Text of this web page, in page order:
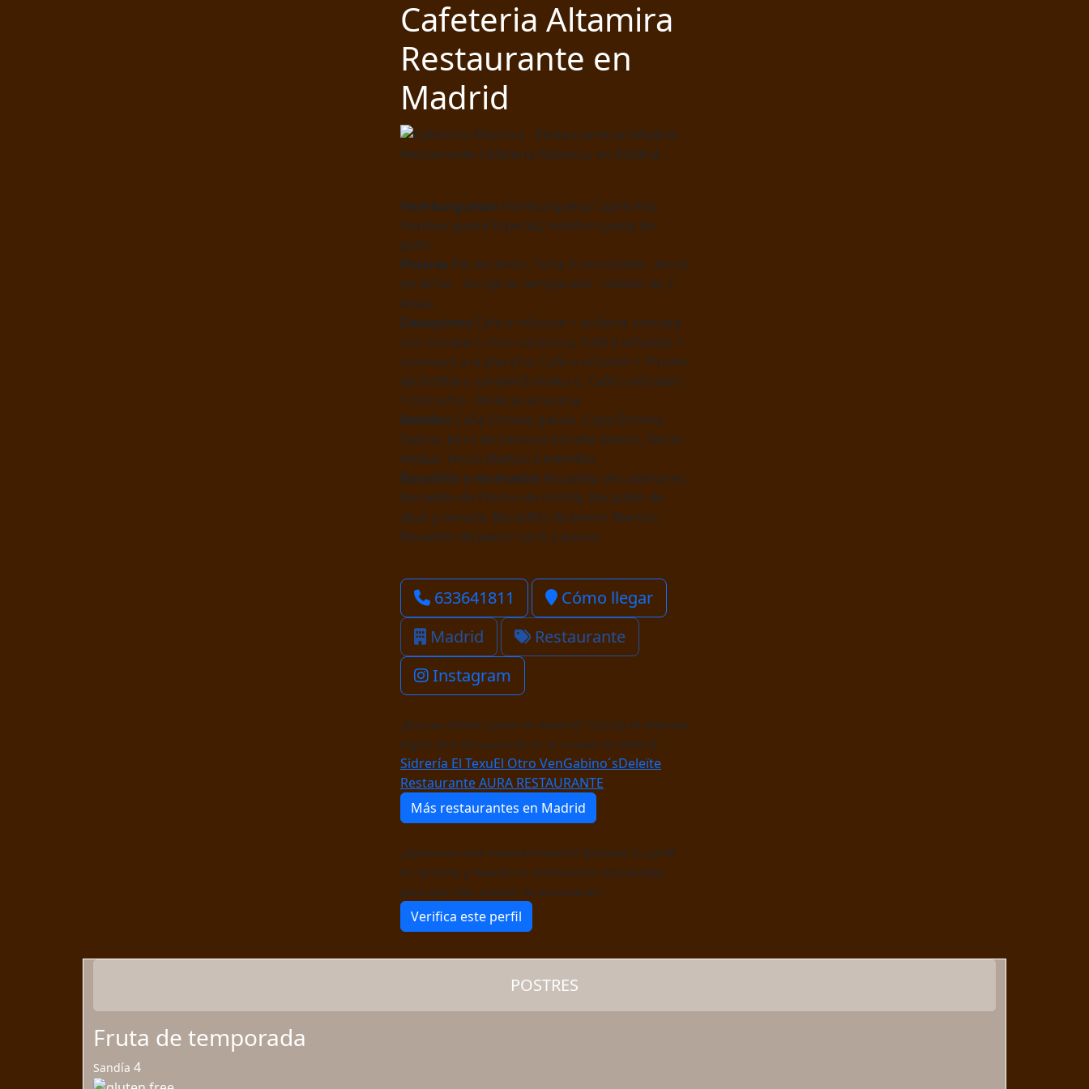
Cafeteria Altamira
Restaurante en
Madrid
Restaurante Cafeteria Altamira, en Madrid .
Hamburguesas Hamburguesa Caprichito,
Hamburguesa Especial, Hamburguesa de
pollo.
Postres Pie de limón, Tarta 3 chocolates , Arroz
en leche , Torrija de temporada , Helado de 2
bolas.
Desayunos Cafe o infusion + bolleria, tostada
con tomate o churros/porra, Café o infusión +
croissant a la plancha, Café o infusión + Pincho
de tortilla o sandwich mixto o, Café o infusión
+ bizcocho , Bolleria artesana.
Bebidas Caña Estrella galicia, Copa Estrella
Galicia, Jarra de Cerveza Estrella Galicia, Tercio
Ambar, Tercio Mahou 5 estrellas.
Bocadillo y montados Bocadillo de calamares,
Bocadillo de Pincho de tortilla, Bocadillo de
atun y tomate, Bocadillo de Jamón Iberico,
Bocadillo de Jamon york y queso.
633641811
Cómo llegar
Madrid
Restaurante
Instagram
¿Buscas dónde comer en Madrid ? Quizás te interese
algún otro Restaurante en la ciudad de Madrid :
Sidrería El TexuEl Otro VenGabino´sDeleïte
RestauranteAURA RESTAURANTE
Más restaurantes en Madrid
¿Gestionas este establecimiento? Reclama tu perfil
en QrCarta y mantén tu información actualizada
para que más clientes te encuentren.
Verifica este perfil
POSTRES
Fruta de temporada
Sandía 4